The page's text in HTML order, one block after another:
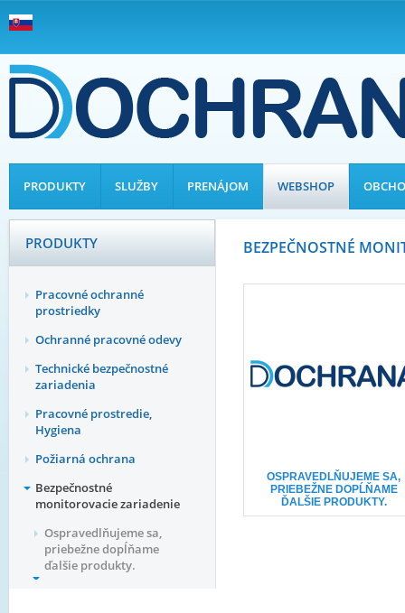
PRODUKTY SLUŽBY PRENÁJOM WEBSHOP
BEZPEČNOSTNÉ
OSPRAVEDLŇUJEME SA,
PRIEBEŽNE DOPĹŇAME
ĎALŠIE PRODUKTY.
PRODUKTY
Pracovné ochranné
prostriedky
Ochranné pracovné odevy
Technické bezpečnostné
zariadenia
Pracovné prostredie,
Hygiena
Požiarná ochrana
Bezpečnostné
monitorovacie zariadenie
Ospravedlňujeme sa,
priebežne dopĺňame
ďalšie produkty.